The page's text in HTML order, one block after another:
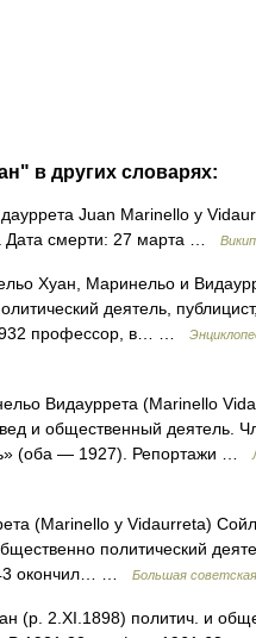
в других словарях:
Juan Marinello y
Дата смерти: 27 марта …
Хуан, Маринельо и
деятель,
профессор, в… …
Видауррета (Marinello
и общественный деятель.
(оба — 1927). Репортажи …
у Vidaurreta) Сойло
политический
окончил… …
Большая
(р. 2.XI.1898) политич. и